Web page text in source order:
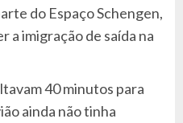
do Espaço Schengen,
a imigração de saída na
40 minutos para
ainda não tinha